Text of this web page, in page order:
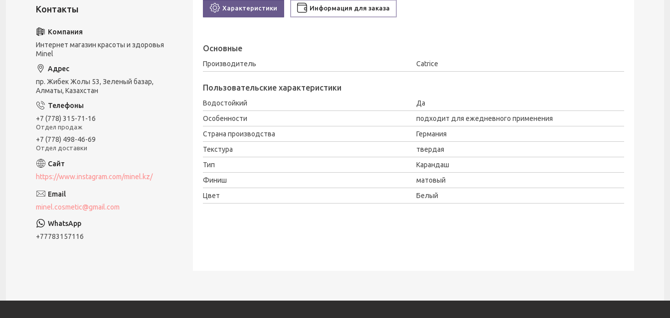
Характеристики Информация для заказа
Основные
Производитель Catrice
Пользовательские характеристики
Водостойкий
Да
Особенности
подходит для ежедневного применения
Страна производства
Германия
Текстура
твердая
Тип
Карандаш
Финиш
матовый
Цвет
Белый
Интернет магазин красоты и здоровья
Minel
пр. Жибек Жолы 53, Зеленый базар,
Алматы, Казахстан
+7 (778) 315-71-16
Отдел продаж
+7 (778) 498-46-69
Отдел доставки
https://www.instagram.com/minel.kz/
minel.cosmetic@gmail.com
+77783157116